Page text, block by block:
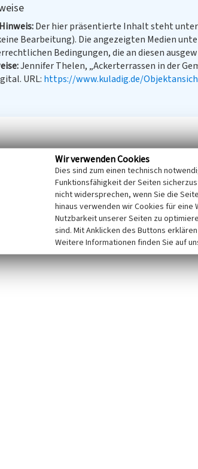
Der hier präsentierte Inhalt steht unter
Bearbeitung). Die angezeigten Medien
Bedingungen, die an diesen
Jennifer Thelen, „Ackerterrassen in der
URL: https://www.kuladig.de/
Wir verwenden Cookies
Dies sind zum einen technisch
Funktionsfähigkeit der Seiten
nicht widersprechen, wenn Sie die
hinaus verwenden wir Cookies für eine
Nutzbarkeit unserer Seiten zu
sind. Mit Anklicken des Buttons
Weitere Informationen finden Sie auf